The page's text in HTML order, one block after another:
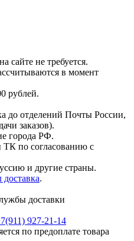
сайте не требуется.
в момент
рублей.
до отделений Почты России,
заказов).
города РФ.
по согласованию с
и другие страны.
доставка.
927-21-14
по предоплате товара